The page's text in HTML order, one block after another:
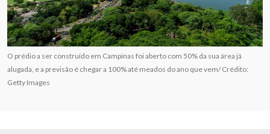
O prédio a ser construído em Campinas foi aberto com 50% da sua área já
alugada, e a previsão é chegar a 100% até meados do ano que vem/ Crédito:
Getty Images